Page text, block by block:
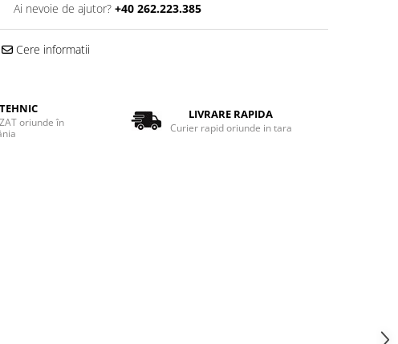
Ai nevoie de ajutor? +40 262.223.385
Cere informatii
oriunde în
LIVRARE RAPIDA
Curier rapid oriunde in tara